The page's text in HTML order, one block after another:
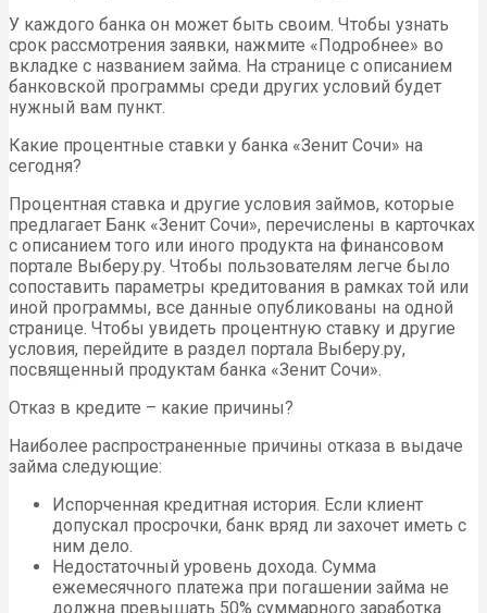
У каждого банка он может быть своим. Чтобы узнать
срок рассмотрения заявки, нажмите «Подробнее» во
вкладке с названием займа. На странице с описанием
банковской программы среди других условий будет
нужный вам пункт.
Какие процентные ставки у банка «Зенит Сочи» на
сегодня?
Процентная ставка и другие условия займов, которые
предлагает Банк «Зенит Сочи», перечислены в карточках
с описанием того или иного продукта на финансовом
портале Выберу.ру. Чтобы пользователям легче было
сопоставить параметры кредитования в рамках той или
иной программы, все данные опубликованы на одной
странице. Чтобы увидеть процентную ставку и другие
условия, перейдите в раздел портала Выберу.ру,
посвященный продуктам банка «Зенит Сочи».
Отказ в кредите – какие причины?
Наиболее распространенные причины отказа в выдаче
займа следующие:
Испорченная кредитная история. Если клиент
допускал просрочки, банк вряд ли захочет иметь с
ним дело.
Недостаточный уровень дохода. Сумма
ежемесячного платежа при погашении займа не
должна превышать 50% суммарного заработка